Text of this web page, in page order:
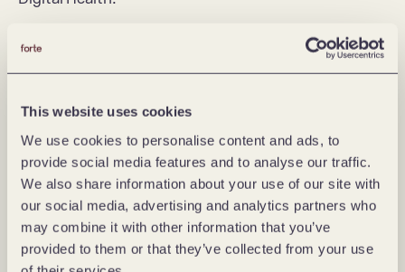
This website uses cookies
We use cookies to personalise content and ads, to
provide social media features and to analyse our traffic.
We also share information about your use of our site with
our social media, advertising and analytics partners who
may combine it with other information that you’ve
provided to them or that they’ve collected from your use
Servicelösungen sorgt CWS Hygiene
(https://cws.com/hygiene ) für Gesundheit,
Sicherheit und Schutz am Arbeitsplatz sowie in
öffentlichen Bereichen. Das Leistungsspektrum
umfasst ganzheitliche Lösungen für Hand- und
Sanitärhygiene – von kleinen Waschräumen bis hin